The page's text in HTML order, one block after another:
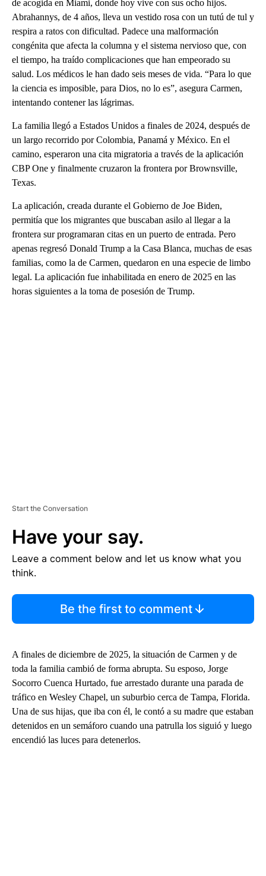
de acogida en Miami, donde hoy vive con sus ocho hijos.
Abrahannys, de 4 años, lleva un vestido rosa con un tutú de tul y
respira a ratos con dificultad. Padece una malformación
congénita que afecta la columna y el sistema nervioso que, con
el tiempo, ha traído complicaciones que han empeorado su
salud. Los médicos le han dado seis meses de vida. “Para lo que
la ciencia es imposible, para Dios, no lo es”, asegura Carmen,
intentando contener las lágrimas.
La familia llegó a Estados Unidos a finales de 2024, después de
un largo recorrido por Colombia, Panamá y México. En el
camino, esperaron una cita migratoria a través de la aplicación
CBP One y finalmente cruzaron la frontera por Brownsville,
Texas.
La aplicación, creada durante el Gobierno de Joe Biden,
permitía que los migrantes que buscaban asilo al llegar a la
frontera sur programaran citas en un puerto de entrada. Pero
apenas regresó Donald Trump a la Casa Blanca, muchas de esas
familias, como la de Carmen, quedaron en una especie de limbo
legal. La aplicación fue inhabilitada en enero de 2025 en las
horas siguientes a la toma de posesión de Trump.
Start the Conversation
Have your say.
Leave a comment below and let us know what you
think.
Be the first to comment
A finales de diciembre de 2025, la situación de Carmen y de
toda la familia cambió de forma abrupta. Su esposo, Jorge
Socorro Cuenca Hurtado, fue arrestado durante una parada de
tráfico en Wesley Chapel, un suburbio cerca de Tampa, Florida.
Una de sus hijas, que iba con él, le contó a su madre que estaban
detenidos en un semáforo cuando una patrulla los siguió y luego
encendió las luces para detenerlos.